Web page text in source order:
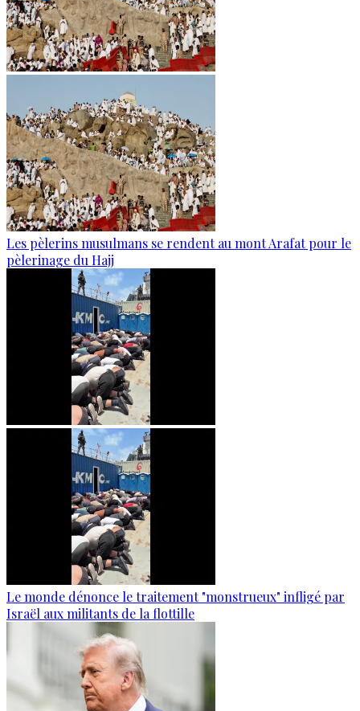
Les pèlerins musulmans se rendent au mont Arafat pour le
pèlerinage du Hajj
Le monde dénonce le traitement "monstrueux" infligé par
Israël aux militants de la flottille